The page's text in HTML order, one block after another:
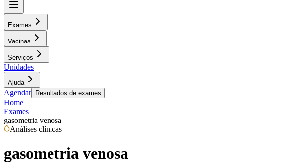
Exames
Vacinas
Serviços
Unidades
Ajuda
Agendar Resultados de exames
Home
Exames
gasometria venosa
Análises clínicas
gasometria venosa